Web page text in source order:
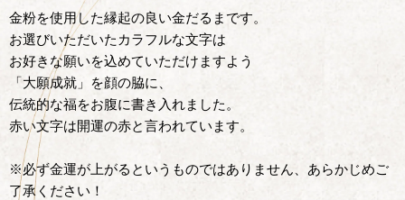
金粉を使用した縁起の良い金だるまです。
お選びいただいたカラフルな文字は
お好きな願いを込めていただけますよう
「大願成就」を顔の脇に、
伝統的な福をお腹に書き入れました。
赤い文字は開運の赤と言われています。
※必ず金運が上がるというものではありません、あらかじめご
了承ください！